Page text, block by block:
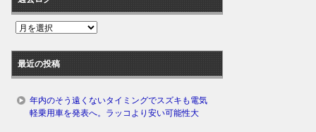
過
ロ
グ
最近の投稿
年内のそう遠くないタイミングでスズキも電気
軽乗用車を発表へ。ラッコより安い可能性大